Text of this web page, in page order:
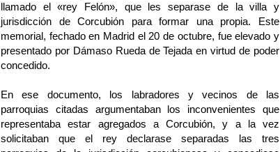
llamado el «rey Felón», que les separase de la villa y
jurisdicción de Corcubión para formar una propia. Este
memorial, fechado en Madrid el 20 de octubre, fue elevado y
presentado por Dámaso Rueda de Tejada en virtud de poder
concedido.
En ese documento, los labradores y vecinos de las
parroquias citadas argumentaban los inconvenientes que
representaba estar agregados a Corcubión, y a la vez
solicitaban que el rey declarase separadas las tres